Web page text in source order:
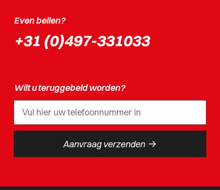
Even bellen?
+31 (0)497-331033
Wilt u teruggebeld worden?
Aanvraag verzenden ->